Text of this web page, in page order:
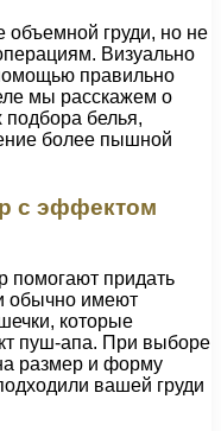
груди, но не
Визуально
правильно
мы расскажем о
белья,
более пышной
с эффектом
помогают придать
обычно имеют
которые
пуш-апа. При выборе
размер и форму
вашей груди